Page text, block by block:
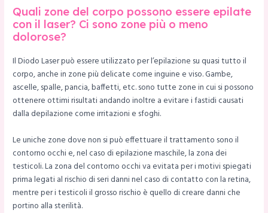
Quali zone del corpo possono essere epilate
con il laser? Ci sono zone più o meno
dolorose?
Il Diodo Laser può essere utilizzato per l’epilazione su quasi tutto il
corpo, anche in zone più delicate come inguine e viso. Gambe,
ascelle, spalle, pancia, baffetti, etc. sono tutte zone in cui si possono
ottenere ottimi risultati andando inoltre a evitare i fastidi causati
dalla depilazione come irritazioni e sfoghi.
Le uniche zone dove non si può effettuare il trattamento sono il
contorno occhi e, nel caso di epilazione maschile, la zona dei
testicoli. La zona del contorno occhi va evitata per i motivi spiegati
prima legati al rischio di seri danni nel caso di contatto con la retina,
mentre per i testicoli il grosso rischio è quello di creare danni che
portino alla sterilità.